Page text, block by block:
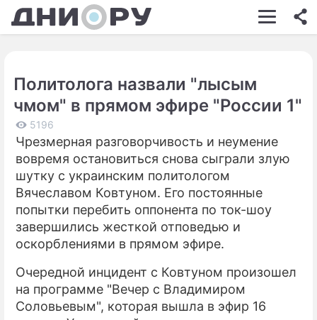
ШОУ-БИЗНЕС
КИНО
ЗДОРОВЬЕ
ЭКОНОМИКА
СОННИК
СЕРИАЛЫ
Политолога назвали "лысым
чмом" в прямом эфире "России 1"
5196
Чрезмерная разговорчивость и неумение
вовремя остановиться снова сыграли злую
шутку с украинским политологом
Вячеславом Ковтуном. Его постоянные
попытки перебить оппонента по ток-шоу
завершились жесткой отповедью и
оскорблениями в прямом эфире.
Очередной инцидент с Ковтуном произошел
на программе "Вечер с Владимиром
Соловьевым", которая вышла в эфир 16